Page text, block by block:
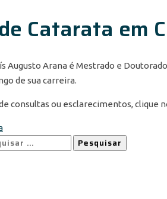
Catarata em
Augusto Arana é Mestrado e
de sua carreira.
consultas ou esclarecimentos, clique